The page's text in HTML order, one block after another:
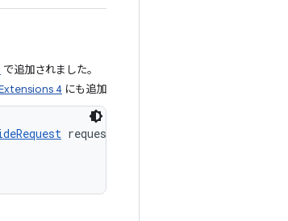
で追加されました。
4 にも追加
request,